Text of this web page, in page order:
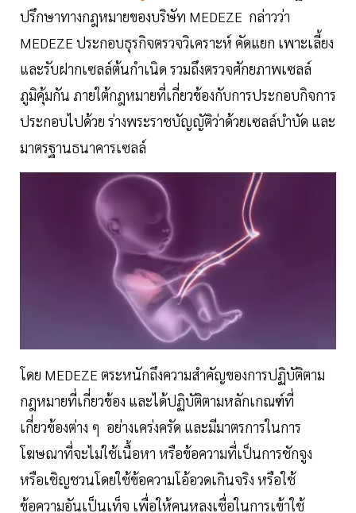
ปรึกษาทางกฎหมายของบริษัท MEDEZE กล่าวว่า
MEDEZE ประกอบธุรกิจตรวจวิเคราะห์ คัดแยก เพาะเลี้ยง
และรับฝากเซลล์ต้นกำเนิด รวมถึงตรวจศักยภาพเซลล์
ภูมิคุ้มกัน ภายใต้กฎหมายที่เกี่ยวข้องกับการประกอบกิจการ
ประกอบไปด้วย ร่างพระราชบัญญัติว่าด้วยเซลล์บำบัด และ
มาตรฐานธนาคารเซลล์
โดย MEDEZE ตระหนักถึงความสำคัญของการปฏิบัติตาม
กฎหมายที่เกี่ยวข้อง และได้ปฏิบัติตามหลักเกณฑ์ที่
เกี่ยวข้องต่าง ๆ อย่างเคร่งครัด และมีมาตรการในการ
โฆษณาที่จะไม่ใช้เนื้อหา หรือข้อความที่เป็นการชักจูง
หรือเชิญชวนโดยใช้ข้อความโอ้อวดเกินจริง หรือใช้
ข้อความอันเป็นเท็จ เพื่อให้คนหลงเชื่อในการเข้าใช้